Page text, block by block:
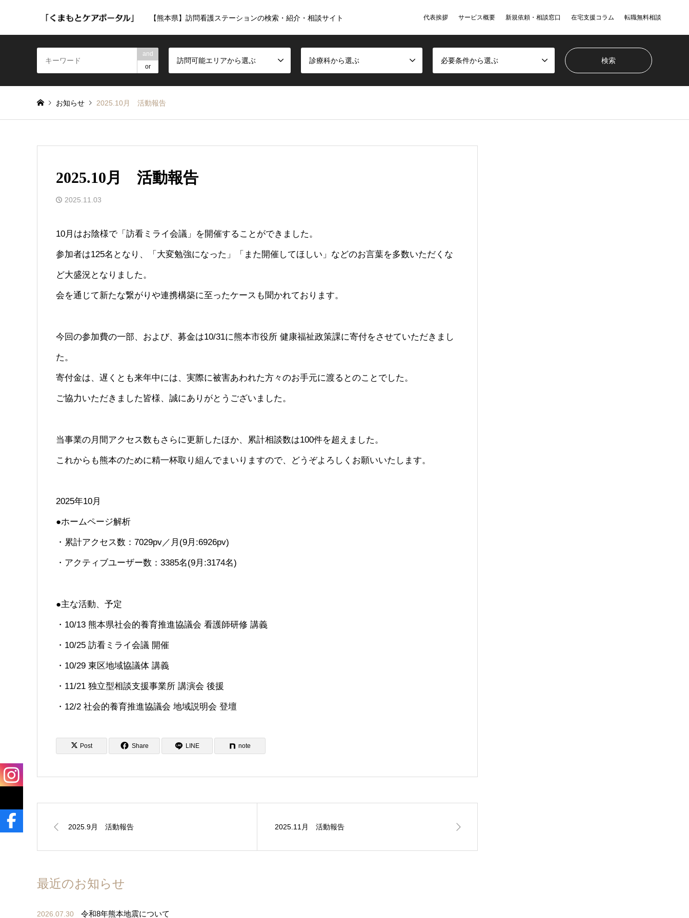
【熊本県】訪問看護ステーションの検索・紹介・相談サイト 代表挨拶 サービス概要 新規依頼・相談窓口 在宅支援コラム 転職無料相談
and
or
訪問可能エリアから選ぶ 診療科から選ぶ 必要条件から選ぶ
お知らせ 2025.10月 活動報告
2025.10月 活動報告
2025.11.03
10月はお陰様で「訪看ミライ会議」を開催することができました。
参加者は125名となり、「大変勉強になった」「また開催してほしい」などのお言葉を多数いただくな
ど大盛況となりました。
会を通じて新たな繋がりや連携構築に至ったケースも聞かれております。
今回の参加費の一部、および、募金は10/31に熊本市役所 健康福祉政策課に寄付をさせていただきまし
た。
寄付金は、遅くとも来年中には、実際に被害あわれた方々のお手元に渡るとのことでした。
ご協力いただきました皆様、誠にありがとうございました。
当事業の月間アクセス数もさらに更新したほか、累計相談数は100件を超えました。
これからも熊本のために精一杯取り組んでまいりますので、どうぞよろしくお願いいたします。
2025年10月
●ホームページ解析
・累計アクセス数：7029pv／月(9月:6926pv)
・アクティブユーザー数：3385名(9月:3174名)
●主な活動、予定
・10/13 熊本県社会的養育推進協議会 看護師研修 講義
・10/25 訪看ミライ会議 開催
・10/29 東区地域協議体 講義
・11/21 独立型相談支援事業所 講演会 後援
・12/2 社会的養育推進協議会 地域説明会 登壇
Post Share LINE note
2025.9月 活動報告 2025.11月 活動報告
最近のお知らせ
2026.07.30 令和8年熊本地震について